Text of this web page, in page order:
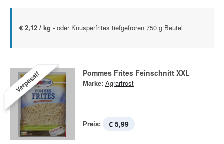
€ 2,12 / kg - oder Knusperfrites tiefgefroren 750 g Beutel
Verpasst! Pommes Frites Feinschnitt XXL
Marke: Agrarfrost
Preis: € 5,99